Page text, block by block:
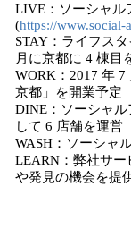
LIVE：ソーシャル
(https://www.social-
STAY：ライフス
月に京都に 4 棟目
WORK：2017 年
京都」を開業予定
DINE：ソーシャ
して 6 店舗を運営
WASH：ソーシャ
LEARN：弊社サ
や発見の機会を提